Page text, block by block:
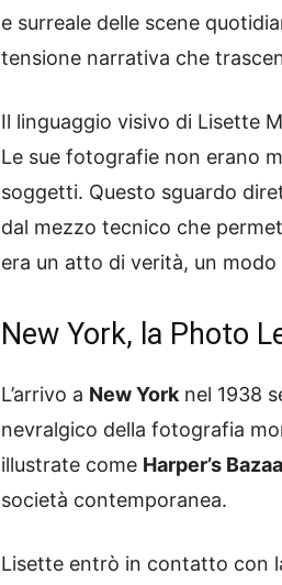
e surreale delle scene
tensione narrativa che
Il linguaggio visivo di Lisette
Le sue fotografie non erano
soggetti. Questo sguardo
dal mezzo tecnico che
era un atto di verità, un
New York, la Photo
L’arrivo a New York nel 1938
nevralgico della fotografia
illustrate come Harper’s
società contemporanea.
Lisette entrò in contatto con